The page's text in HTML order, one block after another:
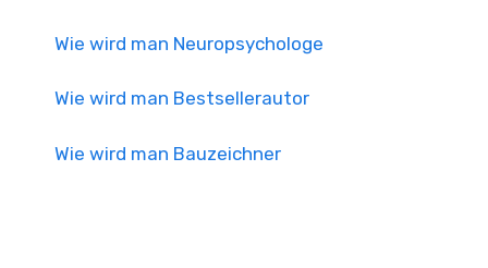
Wie wird man Neuropsychologe
Wie wird man Bestsellerautor
Wie wird man Bauzeichner